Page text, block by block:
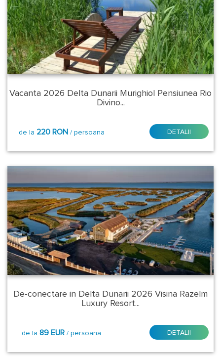
Revelion
2027
Sfantul
Andrei
Nationala
Tratament
Romania
Judet
-
Regiune:
Tulcea
Localitate
Statiune:
Vacanta 2026 Delta Dunarii Murighiol Pensiunea Rio
Divino...
de la 220 RON / persoana DETALII
De-conectare in Delta Dunarii 2026 Visina Razelm
Luxury Resort...
de la 89 EUR / persoana DETALII